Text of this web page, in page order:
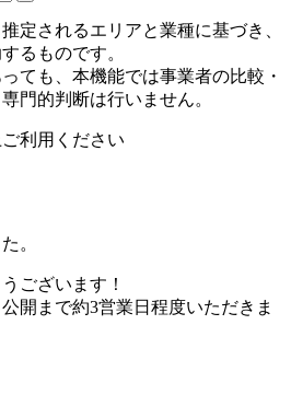
定されるエリアと業種に基づき、
るものです。
ても、本機能では事業者の比較・
門的判断は行いません。
利用ください
。
ございます！
開まで約3営業日程度いただきま